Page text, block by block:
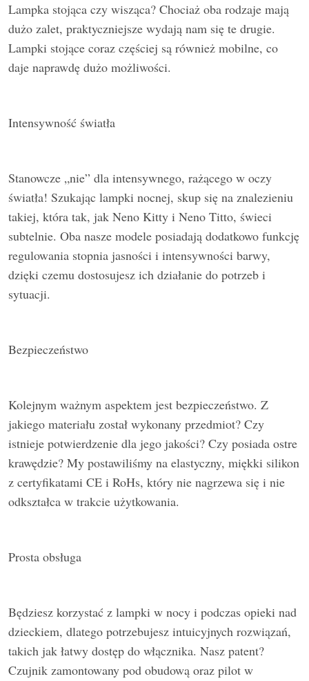
Lampka stojąca czy wisząca? Chociaż oba rodzaje mają
dużo zalet, praktyczniejsze wydają nam się te drugie.
Lampki stojące coraz częściej są również mobilne, co
daje naprawdę dużo możliwości.
Intensywność światła
Stanowcze „nie” dla intensywnego, rażącego w oczy
światła! Szukając lampki nocnej, skup się na znalezieniu
takiej, która tak, jak Neno Kitty i Neno Titto, świeci
subtelnie. Oba nasze modele posiadają dodatkowo funkcję
regulowania stopnia jasności i intensywności barwy,
dzięki czemu dostosujesz ich działanie do potrzeb i
sytuacji.
Bezpieczeństwo
Kolejnym ważnym aspektem jest bezpieczeństwo. Z
jakiego materiału został wykonany przedmiot? Czy
istnieje potwierdzenie dla jego jakości? Czy posiada ostre
krawędzie? My postawiliśmy na elastyczny, miękki silikon
z certyfikatami CE i RoHs, który nie nagrzewa się i nie
odkształca w trakcie użytkowania.
Prosta obsługa
Będziesz korzystać z lampki w nocy i podczas opieki nad
dzieckiem, dlatego potrzebujesz intuicyjnych rozwiązań,
takich jak łatwy dostęp do włącznika. Nasz patent?
Czujnik zamontowany pod obudową oraz pilot w